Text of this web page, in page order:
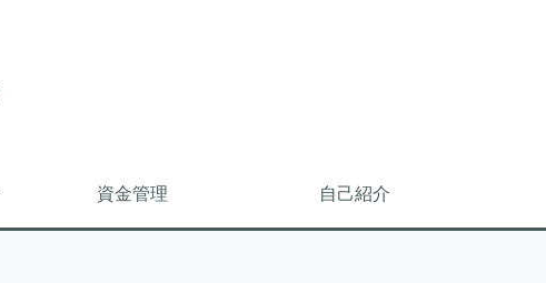
資金管理 自己紹介